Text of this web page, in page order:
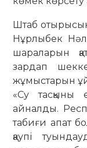
Штаб
Нұрлыбек
шараларын
зардап
жұмыстарын
«Су тасқыны
айналды.
табиғи апат
қаупі